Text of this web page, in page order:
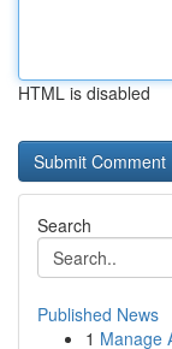
HTML is disabled
Search
Published News
1 Manage